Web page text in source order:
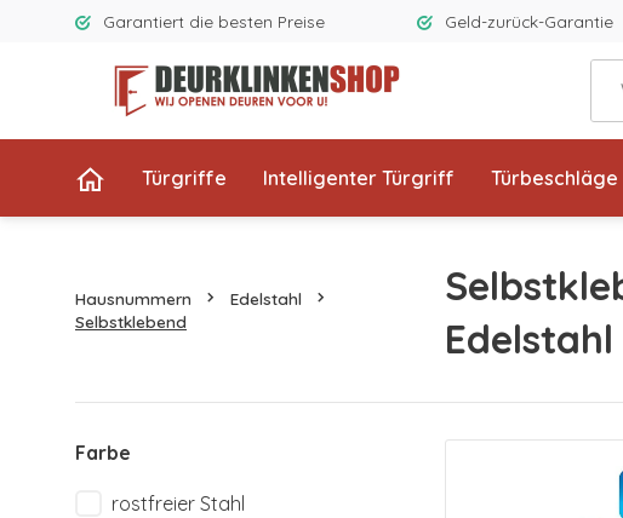
Garantiert die besten Preise Geld-zurück-Garantie
Türgriffe Intelligenter Türgriff Türbeschläge
Hausnummern
Edelstahl
Selbstklebend
Edelstahl
Farbe
rostfreier Stahl